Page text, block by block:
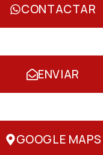
CONTACTAR
ENVIAR
GOOGLE MAPS